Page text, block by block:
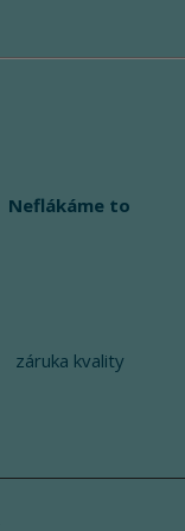
Neflákáme to
záruka kvality